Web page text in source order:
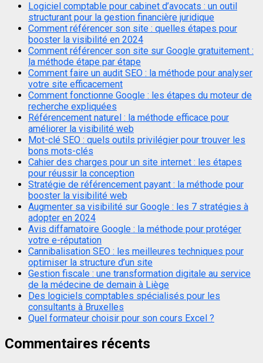
Logiciel comptable pour cabinet d’avocats : un outil
structurant pour la gestion financière juridique
Comment référencer son site : quelles étapes pour
booster la visibilité en 2024
Comment référencer son site sur Google gratuitement :
la méthode étape par étape
Comment faire un audit SEO : la méthode pour analyser
votre site efficacement
Comment fonctionne Google : les étapes du moteur de
recherche expliquées
Référencement naturel : la méthode efficace pour
améliorer la visibilité web
Mot-clé SEO : quels outils privilégier pour trouver les
bons mots-clés
Cahier des charges pour un site internet : les étapes
pour réussir la conception
Stratégie de référencement payant : la méthode pour
booster la visibilité web
Augmenter sa visibilité sur Google : les 7 stratégies à
adopter en 2024
Avis diffamatoire Google : la méthode pour protéger
votre e-réputation
Cannibalisation SEO : les meilleures techniques pour
optimiser la structure d’un site
Gestion fiscale : une transformation digitale au service
de la médecine de demain à Liège
Des logiciels comptables spécialisés pour les
consultants à Bruxelles
Quel formateur choisir pour son cours Excel ?
Commentaires récents